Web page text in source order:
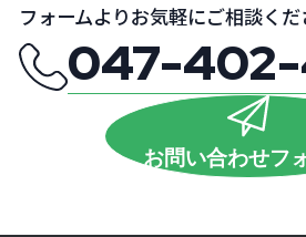
フォームよりお気軽にご相談くだ
047-402-
お問い合わせフ